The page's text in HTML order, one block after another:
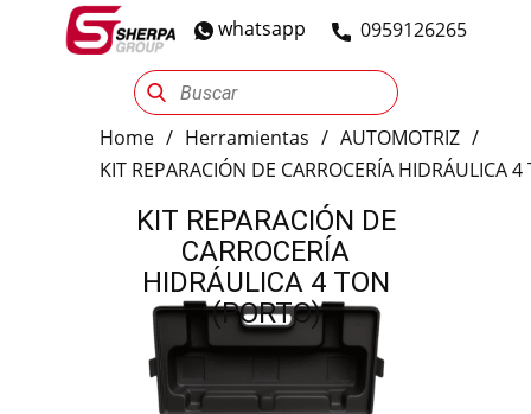
​0959126265
whatsapp
Sherpa Group Reencauche Automotriz
Home / Herramientas / AUTOMOTRIZ /
KIT REPARACIÓN DE CARROCERÍA HIDRÁULICA
KIT REPARACIÓN DE
CARROCERÍA
HIDRÁULICA 4 TON
(PORTO)